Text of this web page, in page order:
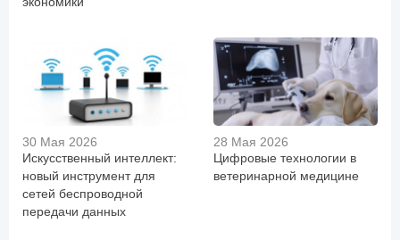
30 Мая 2026
Искусственный интеллект:
новый инструмент для
сетей беспроводной
передачи данных
28 Мая 2026
Цифровые технологии в
ветеринарной медицине